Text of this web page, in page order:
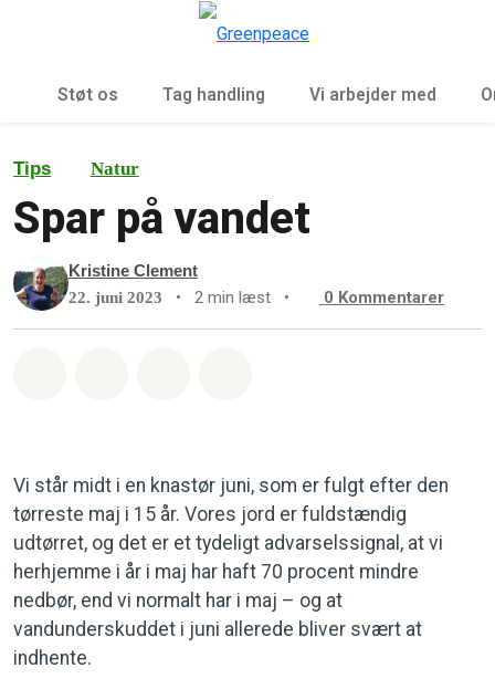
Støt os Tag handling Vi arbejder med
Tips Natur
Spar på vandet
Kristine Clement
22. juni 2023 • 2 min læst • 0 Kommentarer
Vi står midt i en knastør juni, som er fulgt efter den
tørreste maj i 15 år. Vores jord er fuldstændig
udtørret, og det er et tydeligt advarselssignal, at vi
herhjemme i år i maj har haft 70 procent mindre
nedbør, end vi normalt har i maj – og at
vandunderskuddet i juni allerede bliver svært at
indhente.